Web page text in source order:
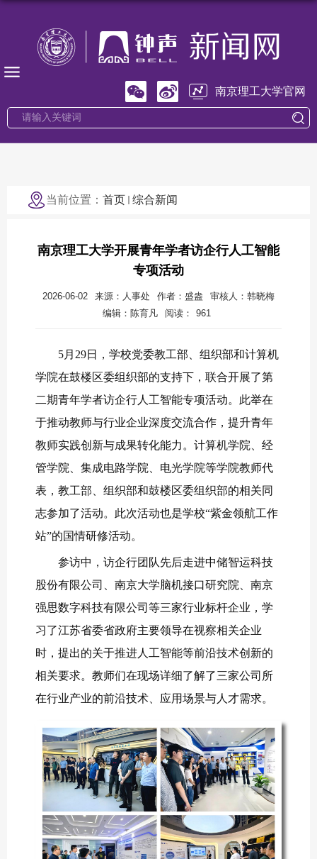
南京理工大学官网
当前位置： 首页 综合新闻
南京理工大学开展青年学者访企行人工智能
专项活动
2026-06-02 来源：人事处 作者：盛盎
审核人：韩晓梅
编辑：陈育凡
阅读： 961
5月29日，学校党委教工部、组织部和计算机
学院在鼓楼区委组织部的支持下，联合开展了第
二期青年学者访企行人工智能专项活动。此举在
于推动教师与行业企业深度交流合作，提升青年
教师实践创新与成果转化能力。计算机学院、经
管学院、集成电路学院、电光学院等学院教师代
表，教工部、组织部和鼓楼区委组织部的相关同
志参加了活动。此次活动也是学校“紫金领航工作
站”的国情研修活动。
参访中，访企行团队先后走进中储智运科技
股份有限公司、南京大学脑机接口研究院、南京
强思数字科技有限公司等三家行业标杆企业，学
习了江苏省委省政府主要领导在视察相关企业
时，提出的关于推进人工智能等前沿技术创新的
相关要求。教师们在现场详细了解了三家公司所
在行业产业的前沿技术、应用场景与人才需求。